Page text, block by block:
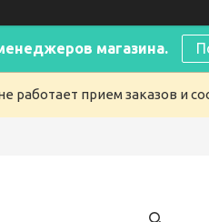
магазина.
работает прием заказов и